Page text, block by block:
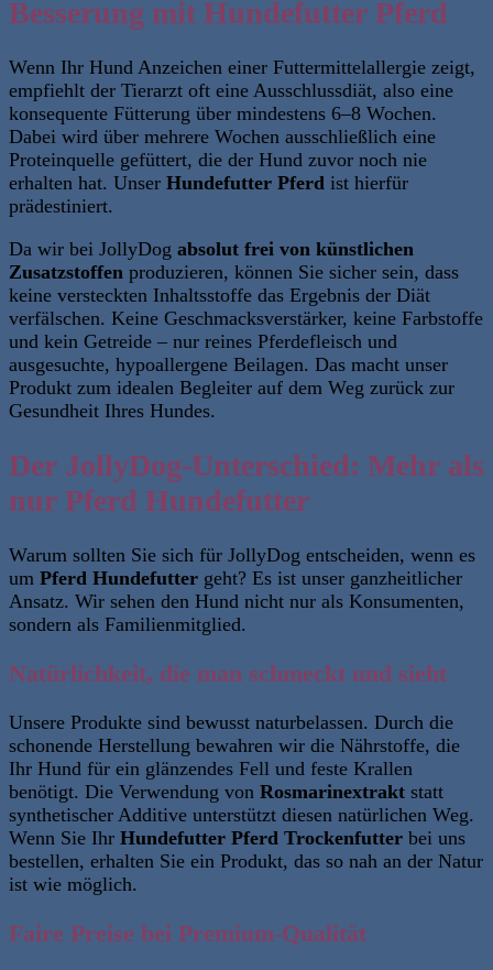
Besserung mit Hundefutter Pferd
Wenn Ihr Hund Anzeichen einer Futtermittelallergie zeigt,
empfiehlt der Tierarzt oft eine Ausschlussdiät, also eine
konsequente Fütterung über mindestens 6–8 Wochen.
Dabei wird über mehrere Wochen ausschließlich eine
Proteinquelle gefüttert, die der Hund zuvor noch nie
erhalten hat. Unser Hundefutter Pferd ist hierfür
prädestiniert.
Da wir bei JollyDog absolut frei von künstlichen
Zusatzstoffen produzieren, können Sie sicher sein, dass
keine versteckten Inhaltsstoffe das Ergebnis der Diät
verfälschen. Keine Geschmacksverstärker, keine Farbstoffe
und kein Getreide – nur reines Pferdefleisch und
ausgesuchte, hypoallergene Beilagen. Das macht unser
Produkt zum idealen Begleiter auf dem Weg zurück zur
Gesundheit Ihres Hundes.
Der JollyDog-Unterschied: Mehr als
nur Pferd Hundefutter
Warum sollten Sie sich für JollyDog entscheiden, wenn es
um Pferd Hundefutter geht? Es ist unser ganzheitlicher
Ansatz. Wir sehen den Hund nicht nur als Konsumenten,
sondern als Familienmitglied.
Natürlichkeit, die man schmeckt und sieht
Unsere Produkte sind bewusst naturbelassen. Durch die
schonende Herstellung bewahren wir die Nährstoffe, die
Ihr Hund für ein glänzendes Fell und feste Krallen
benötigt. Die Verwendung von Rosmarinextrakt statt
synthetischer Additive unterstützt diesen natürlichen Weg.
Wenn Sie Ihr Hundefutter Pferd Trockenfutter bei uns
bestellen, erhalten Sie ein Produkt, das so nah an der Natur
ist wie möglich.
Faire Preise bei Premium-Qualität